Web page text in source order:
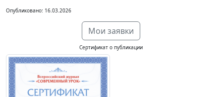
Опубликовано: 16.03.2026
Мои заявки
Сертификат о публикации